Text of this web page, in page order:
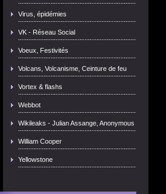
Virus, épidémies
VK - Réseau Social
Voeux, Festivités
Volcans, Volcanisme, Ceinture de feu
Vortex & flashs
Webbot
Wikileaks - Julian Assange, Anonymous
William Cooper
Yellowstone